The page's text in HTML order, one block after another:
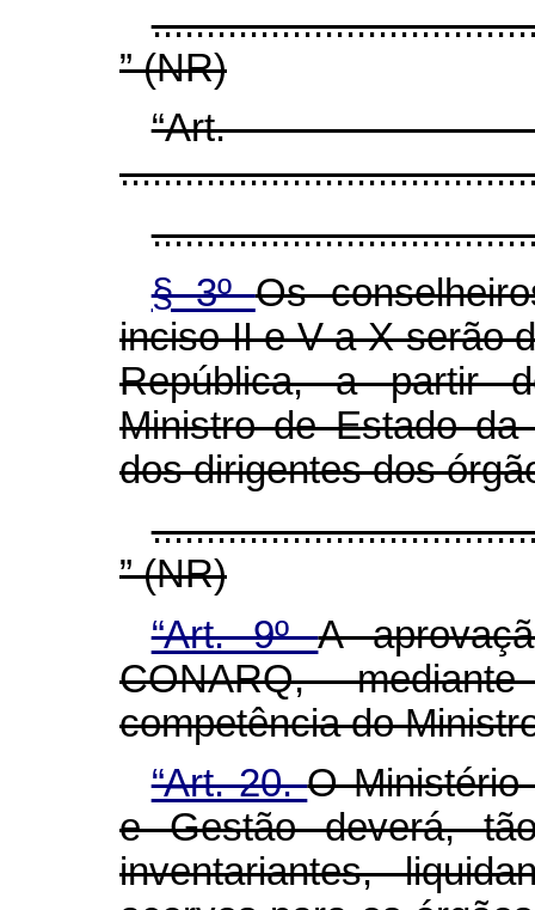
” (NR)
§ 3ºOs
inciso II e V a X serão
República, a partir
Ministro de Estado da
dos dirigentes dos
” (NR)
“Art. 9ºA
CONARQ,
competência do
“Art. 20.O Ministério
e Gestão deverá,
inventariantes,